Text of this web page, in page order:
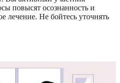
повысят осознанность и
лечение. Не бойтесь уточнять